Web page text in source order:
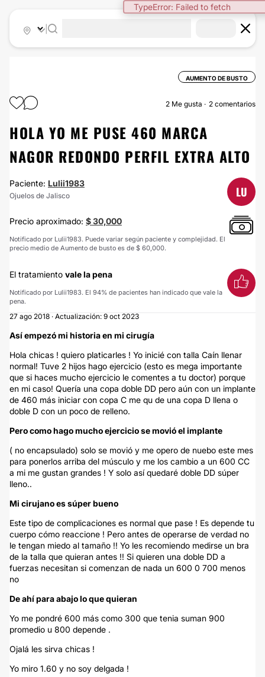
TypeError: Failed to fetch
AUMENTO DE BUSTO
2 Me gusta 2 comentarios
HOLA YO ME PUSE 460 MARCA
NAGOR REDONDO PERFIL EXTRA ALTO
Paciente: Lulii1983
Ojuelos de Jalisco LU
Precio aproximado: $ 30,000
Notificado por Lulii1983. Puede variar según paciente y complejidad. El
precio medio de Aumento de busto es de $ 60,000.
El tratamiento vale la pena
Notificado por Lulii1983. El 94% de pacientes han indicado que vale la
pena.
27 ago 2018 · Actualización: 9 oct 2023
Así empezó mi historia en mi cirugía
Hola chicas ! quiero platicarles ! Yo inicié con talla Caín llenar
normal! Tuve 2 hijos hago ejercicio (esto es mega importante
que si haces mucho ejercicio le comentes a tu doctor) porque
en mi caso! Quería una copa doble DD pero aún con un implante
de 460 más iniciar con copa C me qu de una copa D llena o
doble D con un poco de relleno.
Pero como hago mucho ejercicio se movió el implante
( no encapsulado) solo se movió y me opero de nuebo este mes
para ponerlos arriba del músculo y me los cambio a un 600 CC
a mi me gustan grandes ! Y solo así quedaré doble DD súper
lleno..
Mi cirujano es súper bueno
Este tipo de complicaciones es normal que pase ! Es depende tu
cuerpo cómo reaccione ! Pero antes de operarse de verdad no
le tengan miedo al tamaño !! Yo les recomiendo medirse un bra
de la talla que quieran antes !! Si quieren una doble DD a
fuerzas necesitan si comenzan de nada un 600 0 700 menos
no
De ahí para abajo lo que quieran
Yo me pondré 600 más como 300 que tenia suman 900
promedio u 800 depende .
Ojalá les sirva chicas !
Yo miro 1.60 y no soy delgada !